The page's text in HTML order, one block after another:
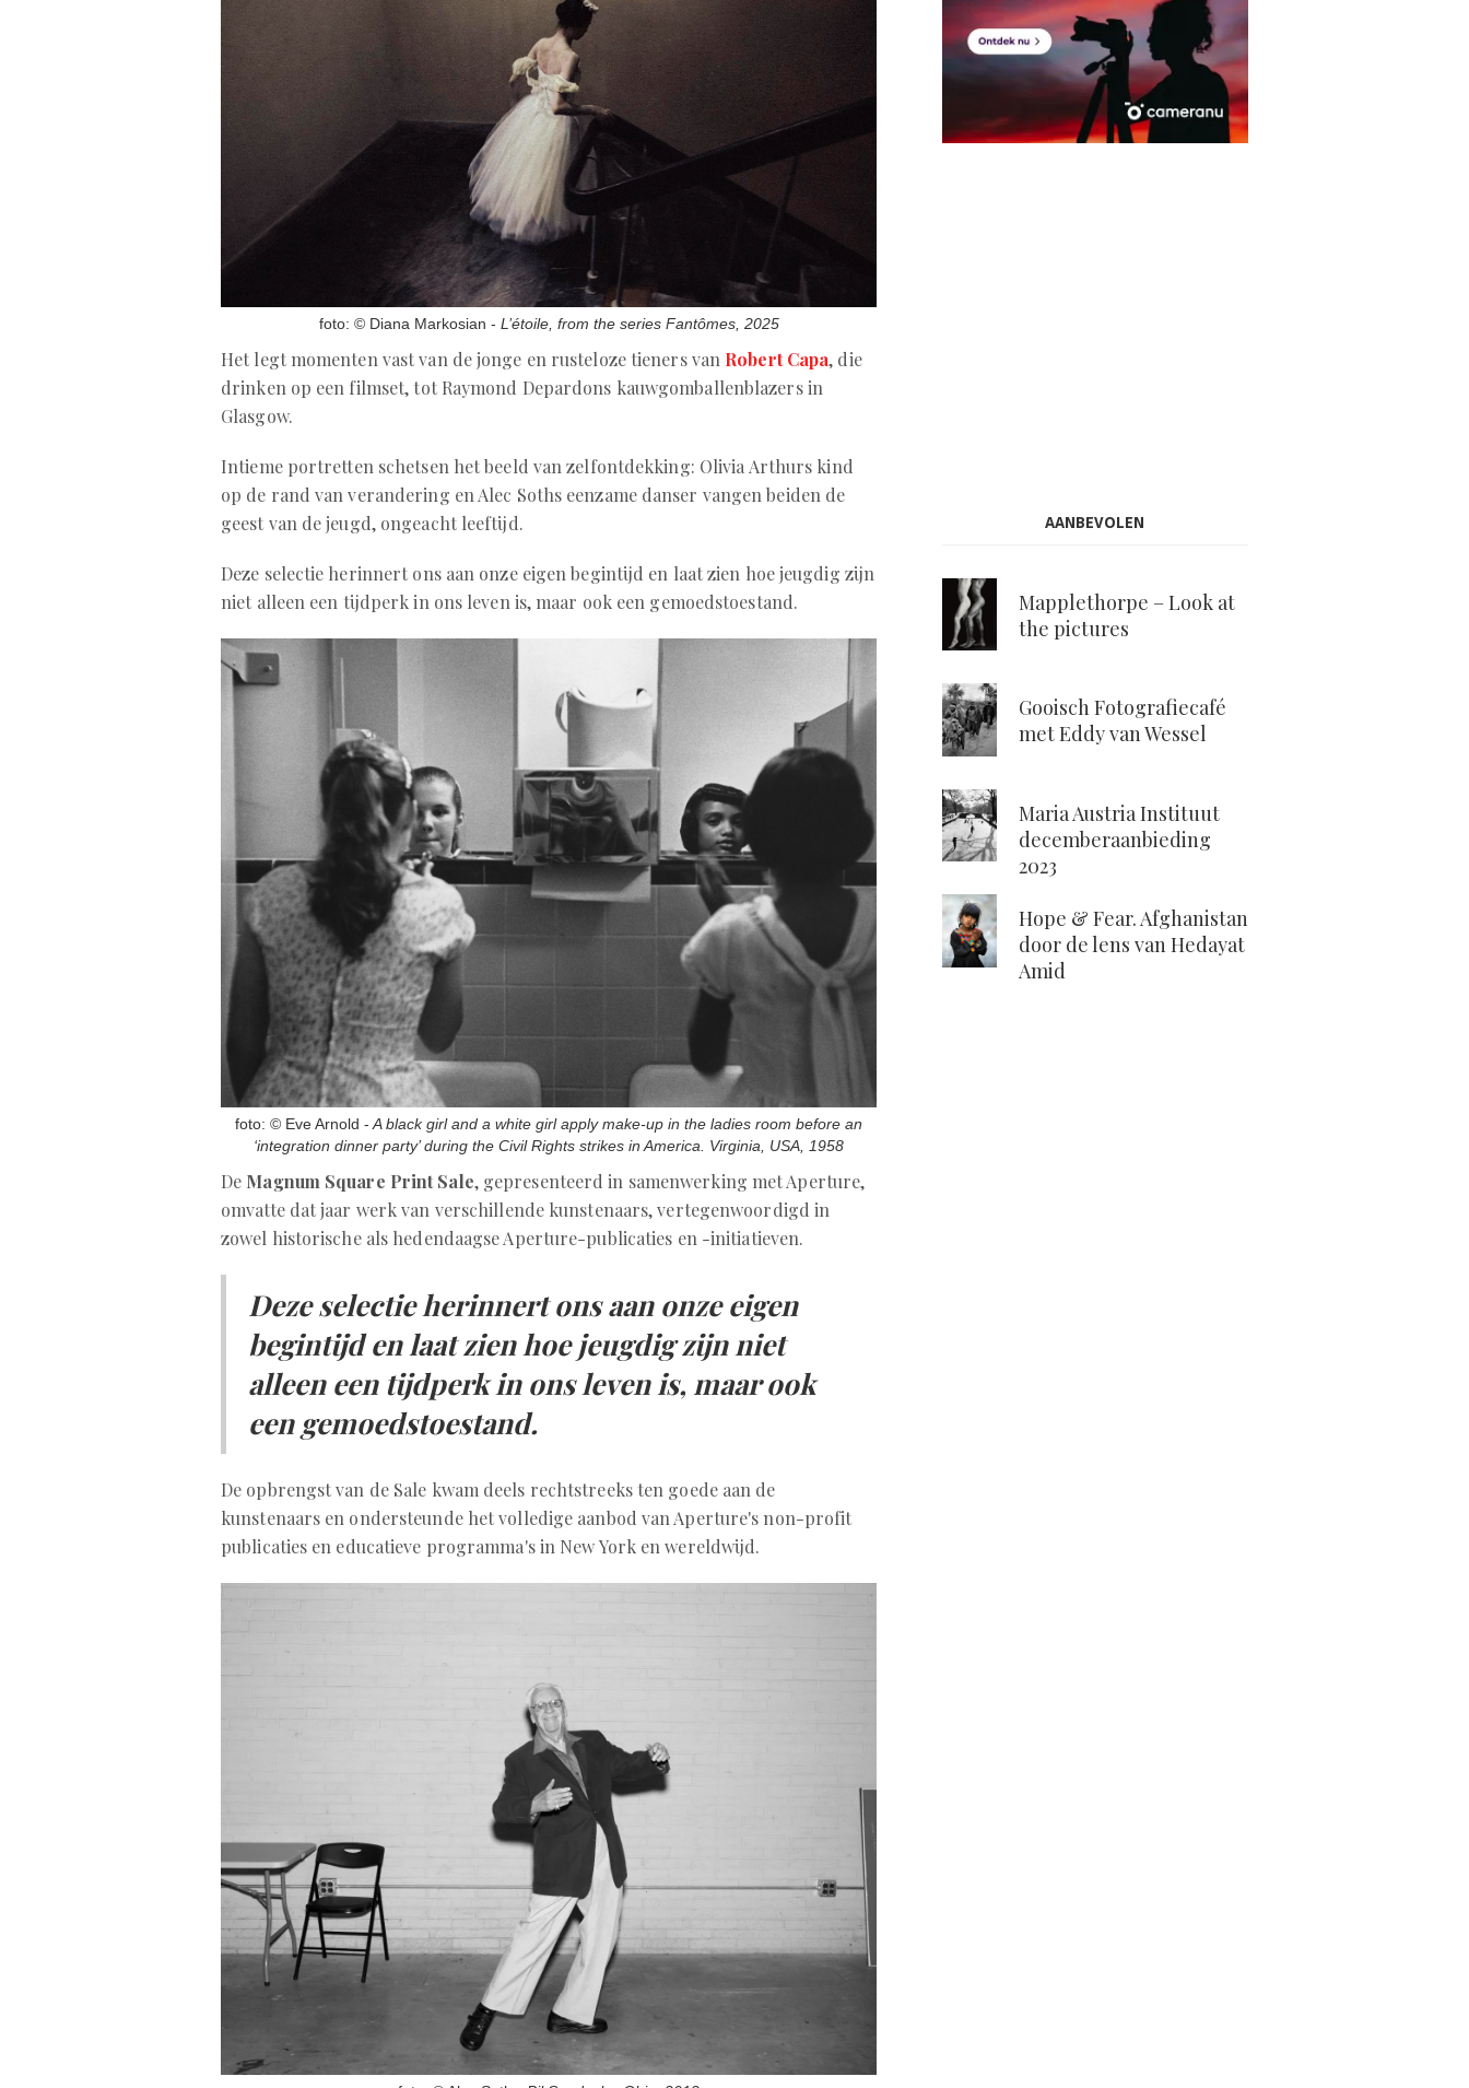
foto: © Diana Markosian - L’étoile, from the series Fantômes, 2025
Het legt momenten vast van de jonge en rusteloze tieners van Robert Capa, die
drinken op een filmset, tot Raymond Depardons kauwgomballenblazers in
Glasgow.
Intieme portretten schetsen het beeld van zelfontdekking: Olivia Arthurs kind
op de rand van verandering en Alec Soths eenzame danser vangen beiden de
geest van de jeugd, ongeacht leeftijd.
Deze selectie herinnert ons aan onze eigen begintijd en laat zien hoe jeugdig zijn
niet alleen een tijdperk in ons leven is, maar ook een gemoedstoestand.
foto: © Eve Arnold - A black girl and a white girl apply make-up in the ladies room before an
‘integration dinner party’ during the Civil Rights strikes in America. Virginia, USA, 1958
De Magnum Square Print Sale, gepresenteerd in samenwerking met Aperture,
omvatte dat jaar werk van verschillende kunstenaars, vertegenwoordigd in
zowel historische als hedendaagse Aperture-publicaties en -initiatieven.
Deze selectie herinnert ons aan onze eigen
begintijd en laat zien hoe jeugdig zijn niet
alleen een tijdperk in ons leven is, maar ook
een gemoedstoestand.
De opbrengst van de Sale kwam deels rechtstreeks ten goede aan de
kunstenaars en ondersteunde het volledige aanbod van Aperture's non-profit
publicaties en educatieve programma's in New York en wereldwijd.
AANBEVOLEN
Mapplethorpe – Look at
the pictures
Gooisch Fotografiecafé
met Eddy van Wessel
Maria Austria Instituut
decemberaanbieding
2023
Hope & Fear. Afghanistan
door de lens van Hedayat
Amid